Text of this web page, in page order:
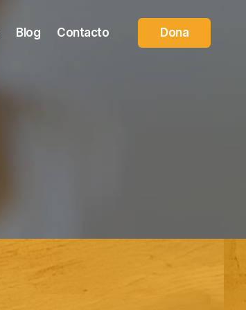
Blog Contacto Dona